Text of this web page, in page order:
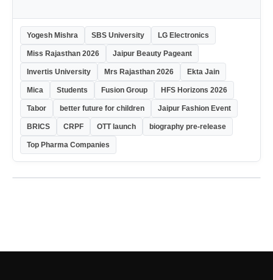
Yogesh Mishra SBS University LG Electronics
Miss Rajasthan 2026 Jaipur Beauty Pageant
Invertis University Mrs Rajasthan 2026 Ekta Jain
Mica Students Fusion Group HFS Horizons 2026
Tabor better future for children Jaipur Fashion Event
BRICS CRPF OTT launch biography pre-release
Top Pharma Companies